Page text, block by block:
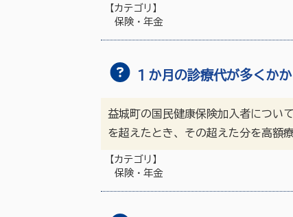
【カテゴリ】
保険・年金
１か月の診療代が多くか
益城町の国民健康保険加入者につい
を超えたとき、その超えた分を高額
【カテゴリ】
保険・年金